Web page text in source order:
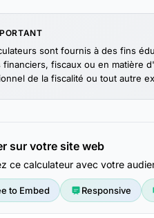
sont fournis à des fins
financiers, fiscaux ou en matière
de la fiscalité ou tout autre
sur votre site web
ce calculateur avec votre
to Embed Responsive